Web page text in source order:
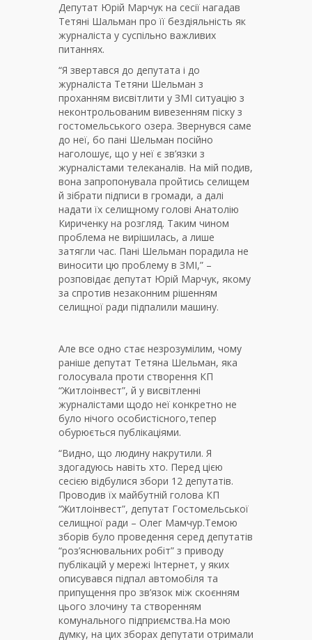
Депутат Юрій Марчук на сесії нагадав
Тетяні Шальман про її бездіяльність як
журналіста у суспільно важливих
питаннях.
“Я звертався до депутата і до
журналіста Тетяни Шельман з
проханням висвітлити у ЗМІ ситуацію з
неконтрольованим вивезенням піску з
гостомельського озера. Звернувся саме
до неї, бо пані Шельман посійно
наголошує, що у неї є зв’язки з
журналістами телеканалів. На мій подив,
вона запропонувала пройтись селищем
й зібрати підписи в громади, а далі
надати їх селищному голові Анатолію
Кириченку на розгляд. Таким чином
проблема не вирішилась, а лише
затягли час. Пані Шельман порадила не
виносити цю проблему в ЗМІ,” –
розповідає депутат Юрій Марчук, якому
за спротив незаконним рішенням
селищної ради підпалили машину.
Але все одно стає незрозумілим, чому
раніше депутат Тетяна Шельман, яка
голосувала проти створення КП
“Житлоінвест”, й у висвітленні
журналістами щодо неї конкретно не
було нічого особистісного,тепер
обурюється публікаціями.
“Видно, що людину накрутили. Я
здогадуюсь навіть хто. Перед цією
сесією відбулися збори 12 депутатів.
Проводив їх майбутній голова КП
“Житлоінвест”, депутат Гостомельської
селищної ради – Олег Мамчур.Темою
зборів було проведення серед депутатів
“роз’яснювальних робіт” з приводу
публікацій у мережі Інтернет, у яких
описувався підпал автомобіля та
припущення про зв’язок між скоєнням
цього злочину та створенням
комунального підприємства.На мою
думку, на цих зборах депутати отримали